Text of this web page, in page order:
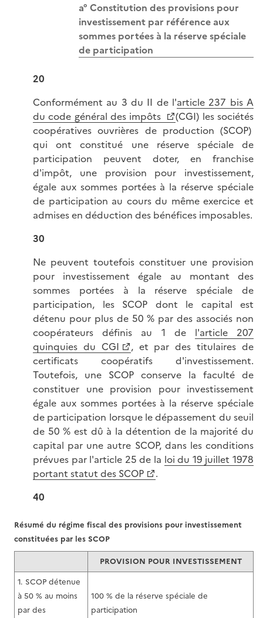
a° Constitution des provisions pour
investissement par référence aux
sommes portées à la réserve spéciale
de participation
20
Conformément au 3 du II de l'article 237 bis A
du code général des impôts
(CGI) les sociétés
coopératives ouvrières de production (SCOP)
qui ont constitué une réserve spéciale de
participation peuvent doter, en franchise
d'impôt, une provision pour investissement,
égale aux sommes portées à la réserve spéciale
de participation au cours du même exercice et
admises en déduction des bénéfices imposables.
30
Ne peuvent toutefois constituer une provision
pour investissement égale au montant des
sommes portées à la réserve spéciale de
participation, les SCOP dont le capital est
détenu pour plus de 50 % par des associés non
coopérateurs définis au 1 de l'article 207
quinquies du CGI
, et par des titulaires de
certificats coopératifs d'investissement.
Toutefois, une SCOP conserve la faculté de
constituer une provision pour investissement
égale aux sommes portées à la réserve spéciale
de participation lorsque le dépassement du seuil
de 50 % est dû à la détention de la majorité du
capital par une autre SCOP, dans les conditions
prévues par l'article 25 de la loi du 19 juillet 1978
portant statut des SCOP
.
40
PROVISION POUR INVESTISSEMENT
1. SCOP détenue
à 50 % au moins
par des
100 % de la réserve spéciale de
participation
Résumé du régime fiscal des provisions pour investissement
constituées par les SCOP